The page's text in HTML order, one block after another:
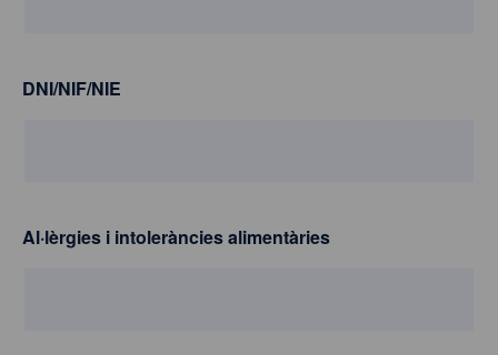
DNI/NIF/NIE
Al·lèrgies i intoleràncies alimentàries